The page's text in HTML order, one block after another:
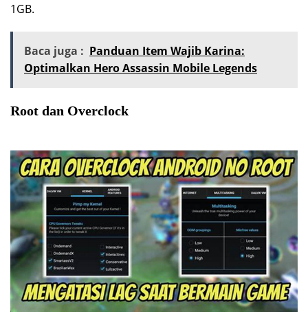
1GB.
Baca juga : Panduan Item Wajib Karina:
Optimalkan Hero Assassin Mobile Legends
Root dan Overclock